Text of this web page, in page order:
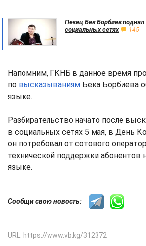
Певец Бек Борбиев поднял
социальных сетях
145
Напомним, ГКНБ в данное время
по высказываниям Бека Борбиева
языке.
Разбирательство начато после
в социальных сетях 5 мая, в День
он потребовал от сотового
технической поддержки абонентов
языке.
Сообщи свою новость:
URL: https://www.vb.kg/312372